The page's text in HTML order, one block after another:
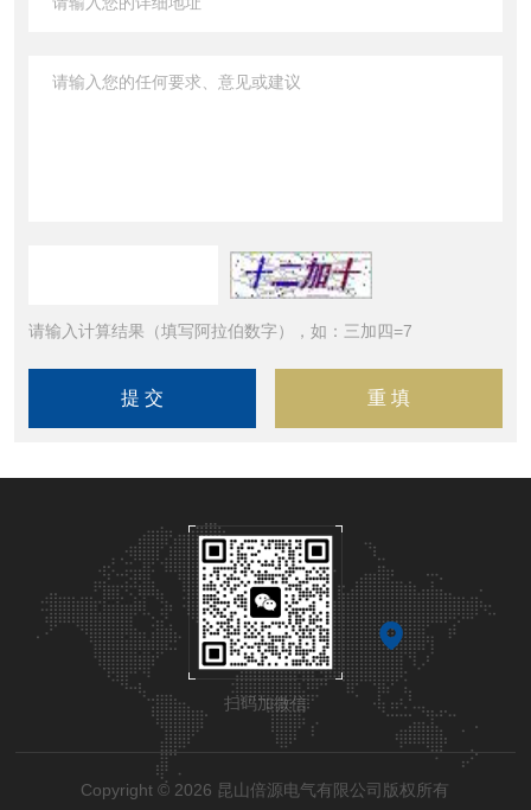
请输入计算结果（填写阿拉伯数字），如：三加四=7
扫码加微信
Copyright © 2026 昆山倍源电气有限公司版权所有